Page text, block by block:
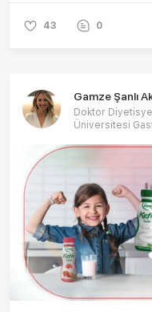
43 0
Gamze Şanlı
Doktor
Üniversitesi